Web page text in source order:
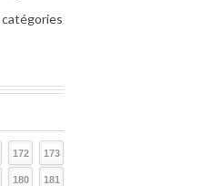
172 173
180 181